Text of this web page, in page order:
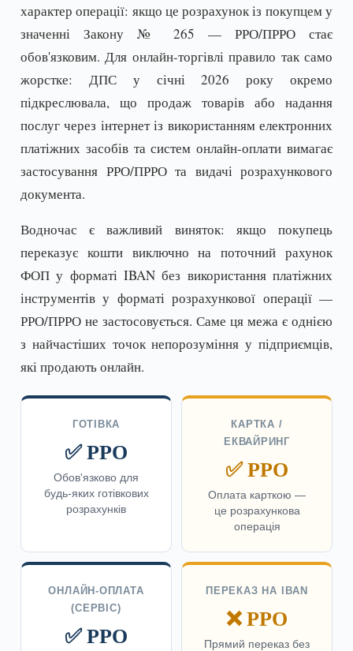
характер операції: якщо це розрахунок із покупцем у
значенні Закону № 265 — РРО/ПРРО стає
обов'язковим. Для онлайн-торгівлі правило так само
жорстке: ДПС у січні 2026 року окремо
підкреслювала, що продаж товарів або надання
послуг через інтернет із використанням електронних
платіжних засобів та систем онлайн-оплати вимагає
застосування РРО/ПРРО та видачі розрахункового
документа.
Водночас є важливий виняток: якщо покупець
переказує кошти виключно на поточний рахунок
ФОП у форматі IBAN без використання платіжних
інструментів у форматі розрахункової операції —
РРО/ПРРО не застосовується. Саме ця межа є однією
з найчастіших точок непорозуміння у підприємців,
які продають онлайн.
ГОТІВКА
✅ РРО
Обов'язково для
будь-яких готівкових
розрахунків
КАРТКА /
ЕКВАЙРИНГ
✅ РРО
Оплата карткою —
це розрахункова
операція
ОНЛАЙН-ОПЛАТА
(СЕРВІС)
✅ РРО
ПЕРЕКАЗ НА IBAN
❌ РРО
Прямий переказ без